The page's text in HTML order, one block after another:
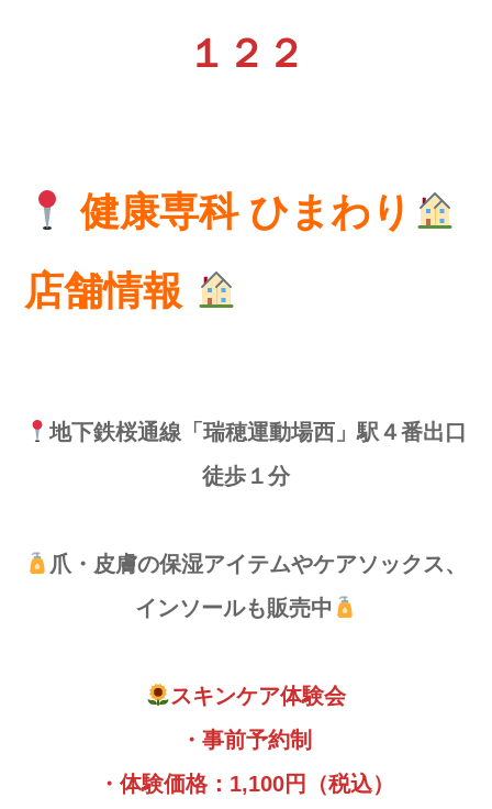
１２２
健康専科 ひまわり
店舗情報
地下鉄桜通線「瑞穂運動場西」駅４番出口
徒歩１分
爪・皮膚の保湿アイテムやケアソックス、
インソールも販売中
スキンケア体験会
・事前予約制
・体験価格：1,100円（税込）